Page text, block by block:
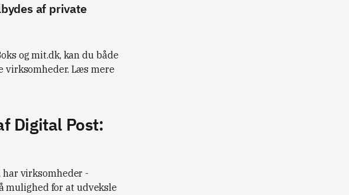
af private
og mit.dk, kan du både
virksomheder. Læs mere
Digital Post:
har virksomheder -
mulighed for at udveksle